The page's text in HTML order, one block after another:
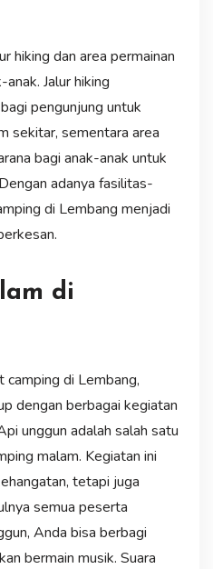
hiking dan area permainan
Jalur hiking
pengunjung untuk
sekitar, sementara area
bagi anak-anak untuk
adanya fasilitas-
di Lembang menjadi
di
di Lembang,
dengan berbagai kegiatan
unggun adalah salah satu
malam. Kegiatan ini
tetapi juga
semua peserta
Anda bisa berbagi
bermain musik. Suara